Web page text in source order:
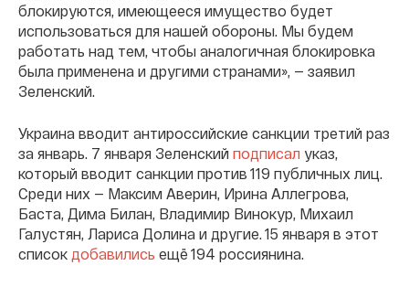
блокируются, имеющееся имущество будет
использоваться для нашей обороны. Мы будем
работать над тем, чтобы аналогичная блокировка
была применена и другими странами», — заявил
Зеленский.
Украина вводит антироссийские санкции третий раз
за январь. 7 января Зеленский подписал указ,
который вводит санкции против 119 публичных лиц.
Среди них — Максим Аверин, Ирина Аллегрова,
Баста, Дима Билан, Владимир Винокур, Михаил
Галустян, Лариса Долина и другие. 15 января в этот
список добавились ещё 194 россиянина.